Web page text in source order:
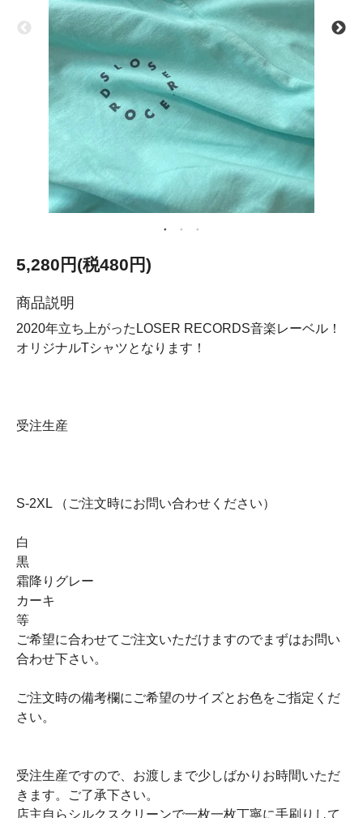
5,280円(税480円)
商品説明
2020年立ち上がったLOSER RECORDS音楽レーベル！
オリジナルTシャツとなります！
受注生産
S-2XL （ご注文時にお問い合わせください）
白
黒
霜降りグレー
カーキ
等
ご希望に合わせてご注文いただけますのでまずはお問い
合わせ下さい。
ご注文時の備考欄にご希望のサイズとお色をご指定くだ
さい。
受注生産ですので、お渡しまで少しばかりお時間いただ
きます。ご了承下さい。
店主自らシルクスクリーンで一枚一枚丁寧に手刷りして